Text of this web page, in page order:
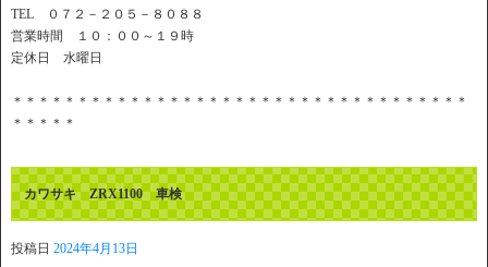
TEL ０７２－２０５－８０８８
営業時間 １０：００～１９時
定休日 水曜日
＊＊＊＊＊＊＊＊＊＊＊＊＊＊＊＊＊＊＊＊＊＊＊＊＊＊＊＊＊＊＊＊＊＊＊
＊＊＊＊＊
カワサキ ZRX1100 車検
投稿日 2024年4月13日